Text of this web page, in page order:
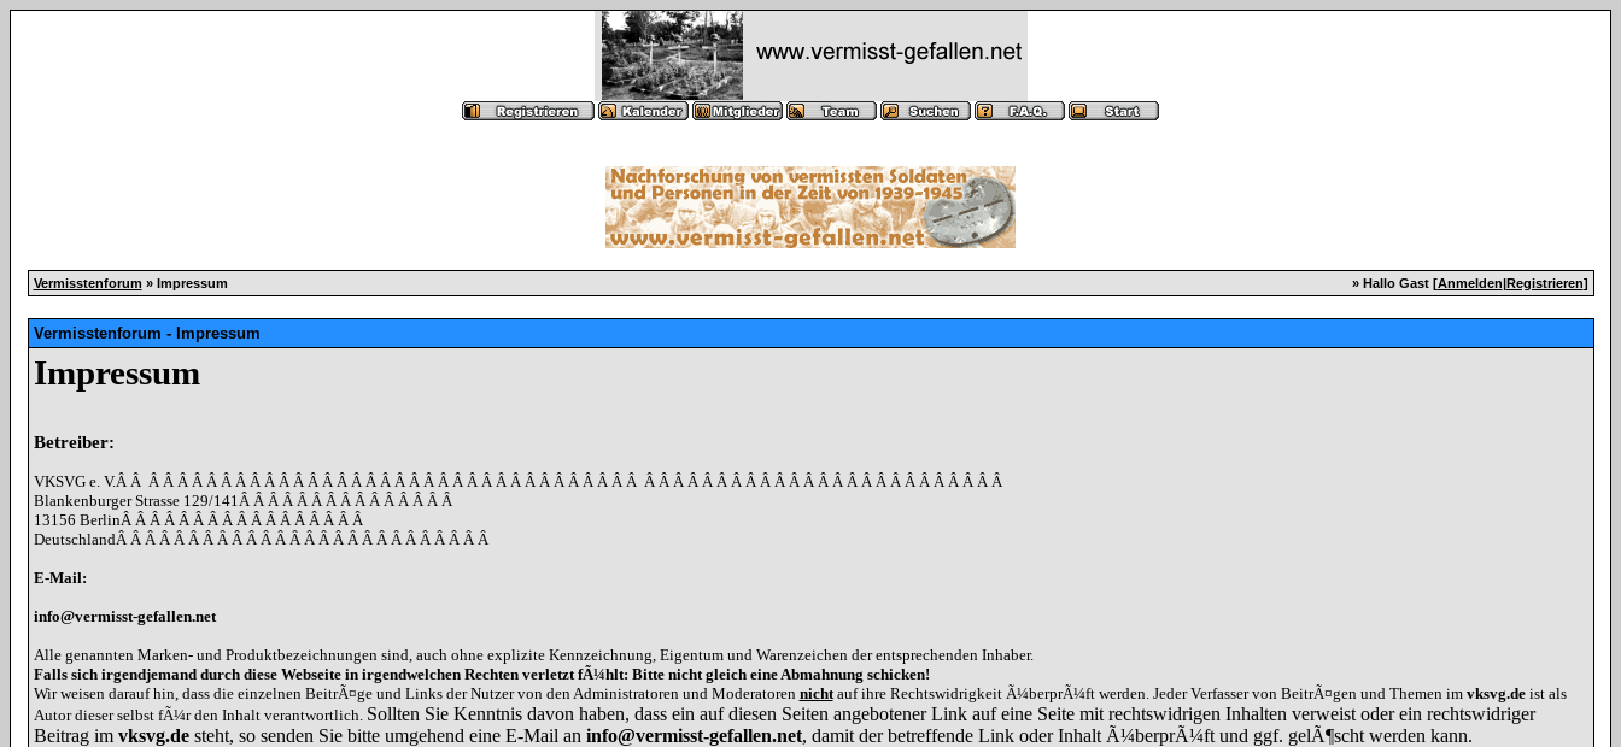
Vermisstenforum » Impressum » Hallo Gast [Anmelden|Registrieren]
Vermisstenforum - Impressum
Impressum
Betreiber:
VKSVG e. V.Â Â Â Â Â Â Â Â Â Â Â Â Â Â Â Â Â Â Â Â Â Â Â Â Â Â Â Â Â Â Â Â Â Â Â Â Â Â Â Â Â Â Â Â Â Â Â Â Â Â Â Â Â Â Â Â Â Â Â Â Â
Blankenburger Strasse 129/141Â Â Â Â Â Â Â Â Â Â Â Â Â Â Â
13156 BerlinÂ Â Â Â Â Â Â Â Â Â Â Â Â Â Â Â Â
DeutschlandÂ Â Â Â Â Â Â Â Â Â Â Â Â Â Â Â Â Â Â Â Â Â Â Â Â Â
E-Mail:
info@vermisst-gefallen.net
Alle genannten Marken- und Produktbezeichnungen sind, auch ohne explizite Kennzeichnung, Eigentum und Warenzeichen der entsprechenden Inhaber.
Falls sich irgendjemand durch diese Webseite in irgendwelchen Rechten verletzt fÃ¼hlt: Bitte nicht gleich eine Abmahnung schicken!
Wir weisen darauf hin, dass die einzelnen BeitrÃ¤ge und Links der Nutzer von den Administratoren und Moderatoren nichtauf ihre Rechtswidrigkeit Ã¼berprÃ¼ft werden. Jeder Verfasser von BeitrÃ¤gen und Themen im vksvg.deist als
Autor dieser selbst fÃ¼r den Inhalt verantwortlich. Sollten Sie Kenntnis davon haben, dass ein auf diesen Seiten angebotener Link auf eine Seite mit rechtswidrigen Inhalten verweist oder ein rechtswidriger
Beitrag im vksvg.desteht, so senden Sie bitte umgehend eine E-Mail an info@vermisst-gefallen.net, damit der betreffende Link oder Inhalt Ã¼berprÃ¼ft und ggf. gelÃ¶scht werden kann.